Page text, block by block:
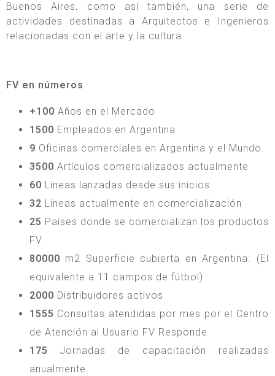
Buenos Aires, como así también, una serie de
actividades destinadas a Arquitectos e Ingenieros
relacionadas con el arte y la cultura.
FV en números
+100 Años en el Mercado
1500 Empleados en Argentina
9 Oficinas comerciales en Argentina y el Mundo.
3500 Artículos comercializados actualmente
60 Líneas lanzadas desde sus inicios
32 Líneas actualmente en comercialización
25 Países donde se comercializan los productos
FV
80000 m2 Superficie cubierta en Argentina. (El
equivalente a 11 campos de fútbol)
2000 Distribuidores activos
1555 Consultas atendidas por mes por el Centro
de Atención al Usuario FV Responde
175 Jornadas de capacitación realizadas
anualmente.